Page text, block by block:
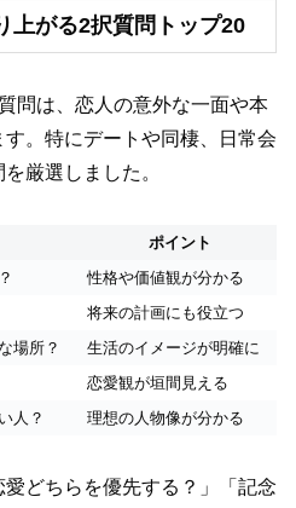
上がる2択質問トップ20
問は、恋人の意外な一面や本
。特にデートや同棲、日常会
厳選しました。
ポイント
性格や価値観が分かる
将来の計画にも役立つ
場所？
生活のイメージが明確に
恋愛観が垣間見える
人？
理想の人物像が分かる
どちらを優先する？」「記念